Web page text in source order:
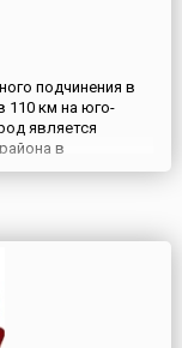
подчинения в
110 км на юго-
является
в
поезда в
Кроме того, в